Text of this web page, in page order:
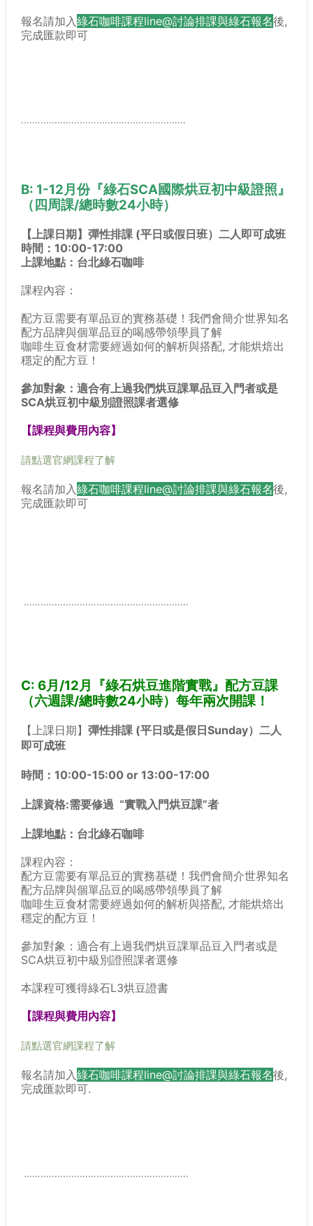
報名請加入綠石咖啡課程line@討論排課與綠石報名後,
完成匯款即可
...........................................................
B: 1-12月份『綠石SCA國際烘豆初中級證照』
（四周課/總時數24小時）
【上課日期】 彈性排課 (平日或假日班）二人即可成班
時間：10:00-17:00
上課地點：台北綠石咖啡
課程內容：
配方豆需要有單品豆的實務基礎！我們會簡介世界知名
配方品牌與個單品豆的喝感帶領學員了解
咖啡生豆食材需要經過如何的解析與搭配, 才能烘焙出
穩定的配方豆！
參加對象：適合有上過我們烘豆課單品豆入門者或是
SCA烘豆初中級別證照課者選修
【課程與費用內容】
請點選官網課程了解
報名請加入綠石咖啡課程line@討論排課與綠石報名後,
完成匯款即可
...........................................................
C: 6月/12月『綠石烘豆進階實戰』配方豆課
（六週課/總時數24小時）每年兩次開課！
【上課日期】 彈性排課 (平日或是假日Sunday）二人
即可成班
時間：10:00-15:00 or 13:00-17:00
上課資格:需要修過 “實戰入門烘豆課”者
上課地點：台北綠石咖啡
課程內容：
配方豆需要有單品豆的實務基礎！我們會簡介世界知名
配方品牌與個單品豆的喝感帶領學員了解
咖啡生豆食材需要經過如何的解析與搭配, 才能烘焙出
穩定的配方豆！
參加對象：適合有上過我們烘豆課單品豆入門者或是
SCA烘豆初中級別證照課者選修
本課程可獲得綠石L3烘豆證書
【課程與費用內容】
請點選官網課程了解
報名請加入綠石咖啡課程line@討論排課與綠石報名後,
完成匯款即可.
...........................................................